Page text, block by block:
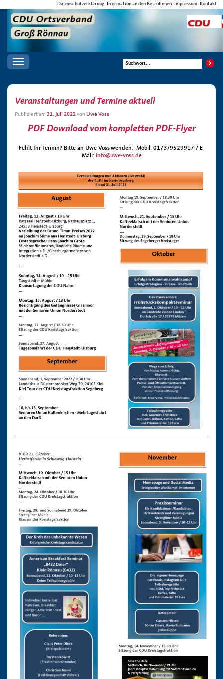
Datenschutzerklärung Information an den Betroffenen Impressum Kontakt
Toggle
navigation
Veranstaltungen und Termine aktuell
Publiziert am 31. Juli 2022von Uwe Voss
PDF Download vom kompletten PDF-Flyer
Fehlt Ihr Termin? Bitte an Uwe Voss wenden: Mobil: 0173/9529917 / E-
Mail: info@uwe-voss.de